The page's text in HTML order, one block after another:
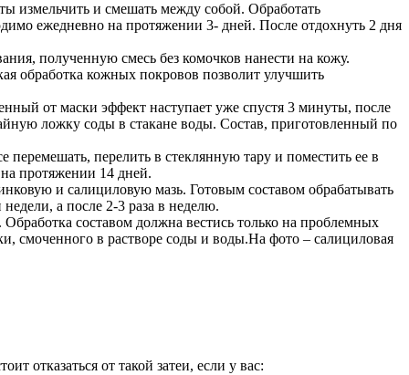
измельчить и смешать между собой. Обработать
ежедневно на протяжении 3- дней. После отдохнуть 2 дня
полученную смесь без комочков нанести на кожу.
обработка кожных покровов позволит улучшить
от маски эффект наступает уже спустя 3 минуты, после
ложку соды в стакане воды. Состав, приготовленный по
перелить в стеклянную тару и поместить ее в
протяжении 14 дней.
и салициловую мазь. Готовым составом обрабатывать
а после 2-3 раза в неделю.
составом должна вестись только на проблемных
смоченного в растворе соды и воды.На фото – салициловая
отказаться от такой затеи, если у вас: